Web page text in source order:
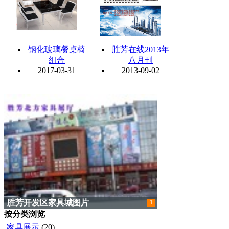
钢化玻璃餐桌椅
组合
2017-03-31
胜芳在线2013年
八月刊
2013-09-02
胜芳开发区家具城图片 1
按分类浏览
家具展示 (20)